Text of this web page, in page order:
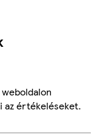
az értékeléseket.